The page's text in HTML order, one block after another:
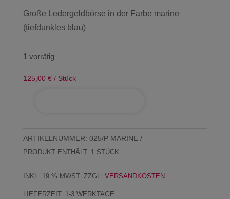
Große Ledergeldbörse in der Farbe marine
(tiefdunkles blau)
1 vorrätig
125,00 €/ Stück
-
marine"
ARTIKELNUMMER: 025/P MARINE
PRODUKT ENTHÄLT: 1 STÜCK
INKL. 19 % MWST. ZZGL. VERSANDKOSTEN
LIEFERZEIT: 1-3 WERKTAGE